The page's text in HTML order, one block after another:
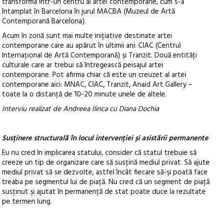
întamplat în Barcelona în jurul MACBA (Muzeul de Artă
Contemporană Barcelona).
Acum în zonă sunt mai multe iniţiative destinate artei
contemporane care au apărut în ultimii ani: CIAC (Centrul
Internaţional de Artă Contemporană) şi Tranzit. Două entităţi
culturale care ar trebui să întregească peisajul artei
contemporane. Pot afirma chiar că este un creuzet al artei
contemporane aici: MNAC, CIAC, Tranzit, Anaid Art Gallery –
toate la o distanţă de 10-20 minute unele de altele.
Interviu realizat de Andreea Ilinca cu Diana Dochia
Susținere structurală în locul intervenției și asistării permanente
Eu nu cred în implicarea statului, consider că statul trebuie să
creeze un tip de organizare care să susţină mediul privat. Să ajute
mediul privat să se dezvolte, astfel încât fiecare să-şi poată face
treaba pe segmentul lui de piaţă. Nu cred că un segment de piaţă
susţinut şi ajutat în permanenţă de stat poate duce la rezultate
pe termen lung.